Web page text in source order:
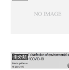
未分類